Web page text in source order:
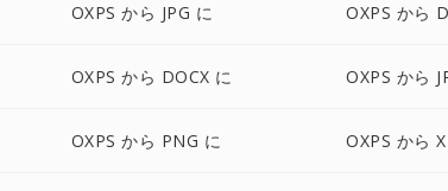
OXPS から JPG に OXPS から
OXPS から DOCX に OXPS から
OXPS から PNG に OXPS から